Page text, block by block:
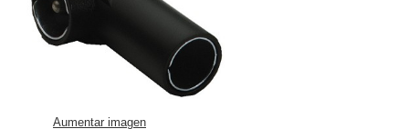
Aumentar imagen